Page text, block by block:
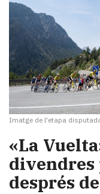
Imatge de l'etapa
«La
divendres
després